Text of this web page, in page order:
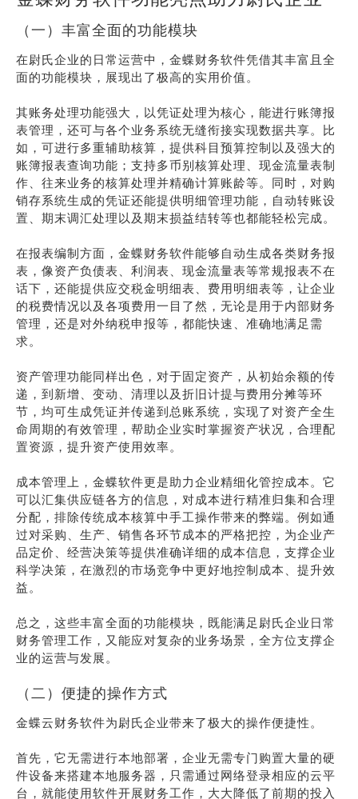
（一）丰富全面的功能模块
在尉氏企业的日常运营中，金蝶财务软件凭借其丰富且全
面的功能模块，展现出了极高的实用价值。
其账务处理功能强大，以凭证处理为核心，能进行账簿报
表管理，还可与各个业务系统无缝衔接实现数据共享。比
如，可进行多重辅助核算，提供科目预算控制以及强大的
账簿报表查询功能；支持多币别核算处理、现金流量表制
作、往来业务的核算处理并精确计算账龄等。同时，对购
销存系统生成的凭证还能提供明细管理功能，自动转账设
置、期末调汇处理以及期末损益结转等也都能轻松完成。
在报表编制方面，金蝶财务软件能够自动生成各类财务报
表，像资产负债表、利润表、现金流量表等常规报表不在
话下，还能提供应交税金明细表、费用明细表等，让企业
的税费情况以及各项费用一目了然，无论是用于内部财务
管理，还是对外纳税申报等，都能快速、准确地满足需
求。
资产管理功能同样出色，对于固定资产，从初始余额的传
递，到新增、变动、清理以及折旧计提与费用分摊等环
节，均可生成凭证并传递到总账系统，实现了对资产全生
命周期的有效管理，帮助企业实时掌握资产状况，合理配
置资源，提升资产使用效率。
成本管理上，金蝶软件更是助力企业精细化管控成本。它
可以汇集供应链各方的信息，对成本进行精准归集和合理
分配，排除传统成本核算中手工操作带来的弊端。例如通
过对采购、生产、销售各环节成本的严格把控，为企业产
品定价、经营决策等提供准确详细的成本信息，支撑企业
科学决策，在激烈的市场竞争中更好地控制成本、提升效
益。
总之，这些丰富全面的功能模块，既能满足尉氏企业日常
财务管理工作，又能应对复杂的业务场景，全方位支撑企
业的运营与发展。
（二）便捷的操作方式
金蝶云财务软件为尉氏企业带来了极大的操作便捷性。
首先，它无需进行本地部署，企业无需专门购置大量的硬
件设备来搭建本地服务器，只需通过网络登录相应的云平
台，就能使用软件开展财务工作，大大降低了前期的投入